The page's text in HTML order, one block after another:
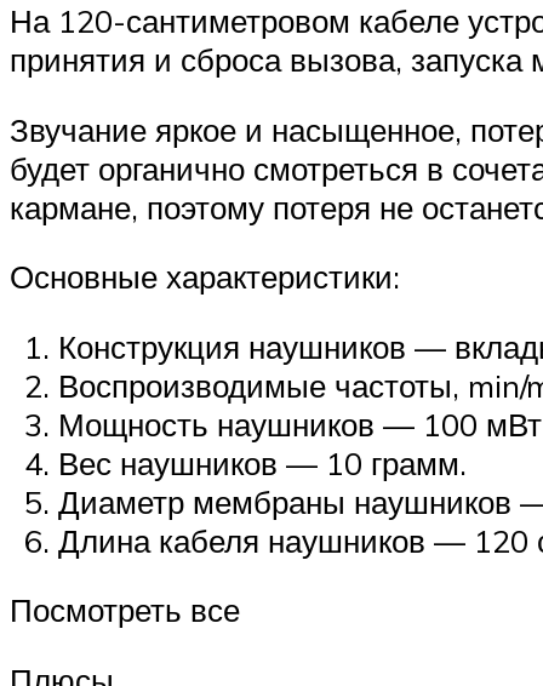
На 120-сантиметровом кабеле
принятия и сброса вызова, запуска
Звучание яркое и насыщенное,
будет органично смотреться в
кармане, поэтому потеря не
Основные характеристики:
Конструкция наушников —
Воспроизводимые частоты,
Мощность наушников — 100
Вес наушников — 10 грамм.
Диаметр мембраны наушников
Длина кабеля наушников — 120
Посмотреть все